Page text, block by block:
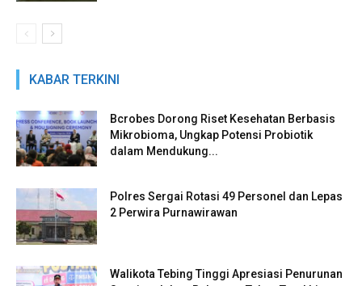
KABAR TERKINI
Bcrobes Dorong Riset Kesehatan Berbasis
Mikrobioma, Ungkap Potensi Probiotik
dalam Mendukung...
Polres Sergai Rotasi 49 Personel dan Lepas
2 Perwira Purnawirawan
Walikota Tebing Tinggi Apresiasi Penurunan